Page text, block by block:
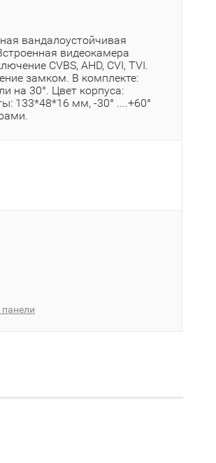
вандалоустойчивая
видеокамера
CVBS, AHD, CVI, TVI.
замком. В комплекте:
на 30°. Цвет корпуса:
133*48*16 мм, -30° ....+60°